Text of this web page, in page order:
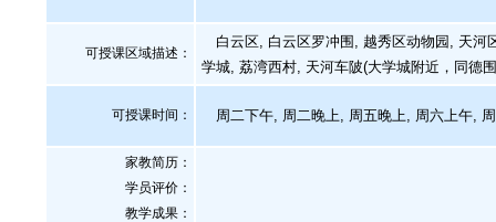
可授课区域描述：
白云区, 白云区罗冲围, 越秀区动物园, 天河
学城, 荔湾西村, 天河车陂(大学城附近，同德
可授课时间： 周二下午, 周二晚上, 周五晚上, 周六上午,
家教简历：
学员评价：
教学成果：